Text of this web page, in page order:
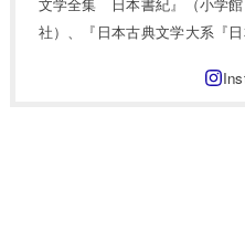
社）、『日本古典文学大系『